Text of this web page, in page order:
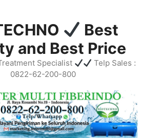
Best
and Best Price
Specialist
Telp Sales :
0822-62-200-800